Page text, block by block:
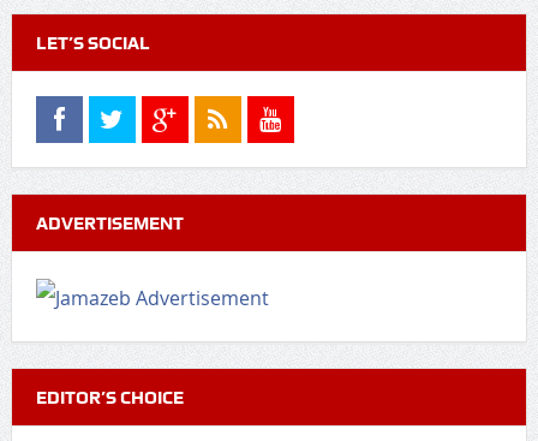
LET’S SOCIAL
ADVERTISEMENT
EDITOR’S CHOICE